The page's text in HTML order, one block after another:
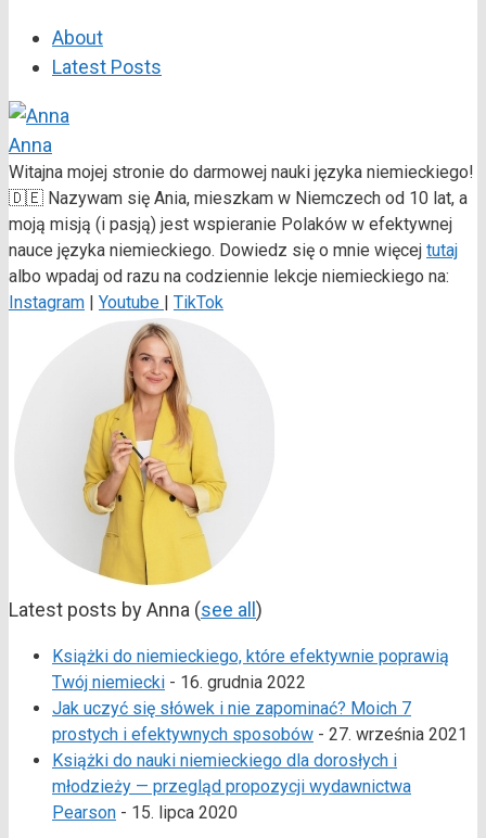
About
Latest Posts
Anna
Witajna mojej stronie do darmowej nauki języka niemieckiego!
🇩🇪 Nazywam się Ania, mieszkam w Niemczech od 10 lat, a
moją misją (i pasją) jest wspieranie Polaków w efektywnej
nauce języka niemieckiego. Dowiedz się o mnie więcej tutaj
albo wpadaj od razu na codziennie lekcje niemieckiego na:
Instagram
Youtube TikTok
Latest posts by Anna (see all )
Książki do niemieckiego, które efektywnie poprawią
Twój niemiecki - 16. grudnia 2022
Jak uczyć się słówek i nie zapominać? Moich 7
prostych i efektywnych sposobów - 27. września 2021
Książki do nauki niemieckiego dla dorosłych i
młodzieży — przegląd propozycji wydawnictwa
Pearson - 15. lipca 2020